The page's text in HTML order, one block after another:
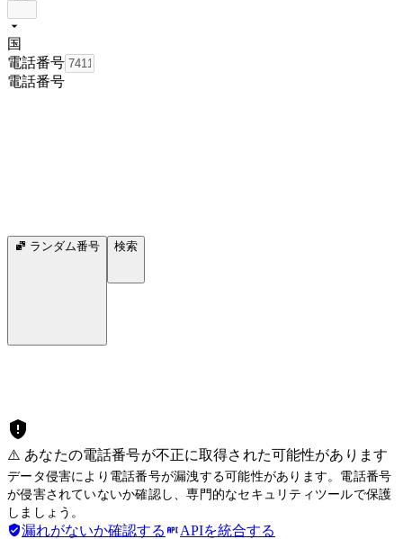
国
電話番号
電話番号
ランダム番号 検索
⚠️ あなたの電話番号が不正に取得された可能性があります
データ侵害により電話番号が漏洩する可能性があります。電話番号
が侵害されていないか確認し、専門的なセキュリティツールで保護
しましょう。
漏れがないか確認する APIを統合する